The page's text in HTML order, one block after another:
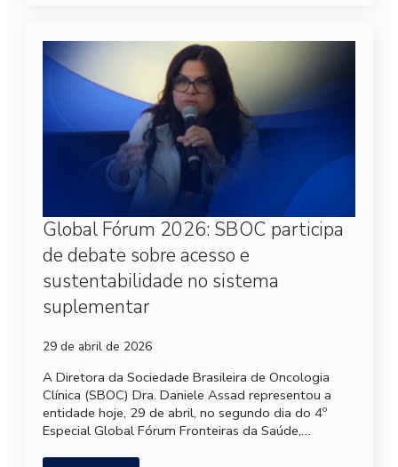
Global Fórum 2026: SBOC participa
de debate sobre acesso e
sustentabilidade no sistema
suplementar
29 de abril de 2026
A Diretora da Sociedade Brasileira de Oncologia
Clínica (SBOC) Dra. Daniele Assad representou a
entidade hoje, 29 de abril, no segundo dia do 4º
Especial Global Fórum Fronteiras da Saúde,…